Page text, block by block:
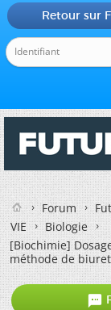
Retour sur
Forum
VIE
Biologie
[Biochimie]
méthode de biuret
